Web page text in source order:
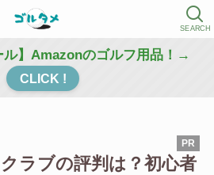
SEARCH
ル】Amazonのゴルフ用品！→
CLICK !
ラブの評判は？初心者